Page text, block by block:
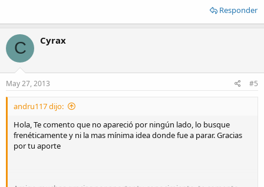
Responder
C Cyrax
May 27, 2013 #5
andru117 dijo:
Hola, Te comento que no apareció por ningún lado, lo busque
frenéticamente y ni la mas mínima idea donde fue a parar. Gracias
por tu aporte